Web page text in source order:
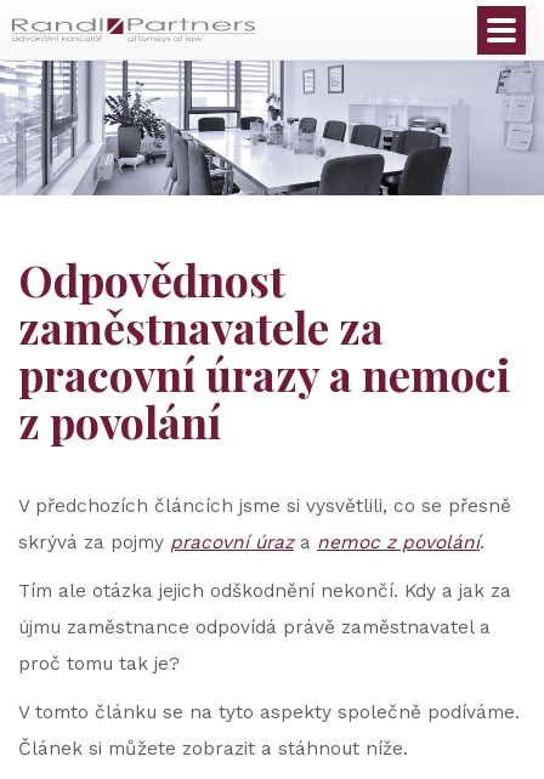
Odpovědnost
zaměstnavatele za
pracovní úrazy a nemoci
z povolání
V předchozích článcích jsme si vysvětlili, co se přesně
skrývá za pojmy pracovní úraza nemoc z povolání.
Tím ale otázka jejich odškodnění nekončí. Kdy a jak za
újmu zaměstnance odpovídá právě zaměstnavatel a
proč tomu tak je?
V tomto článku se na tyto aspekty společně podíváme.
Článek si můžete zobrazit a stáhnout níže.
Čeština